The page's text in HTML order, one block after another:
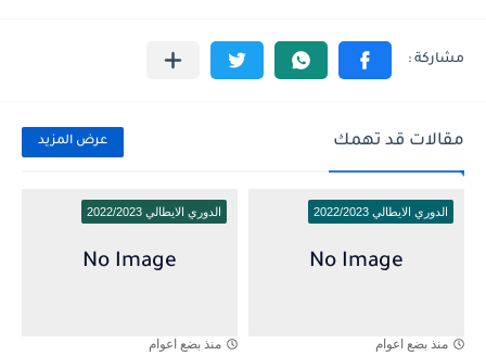
مقالات قد تهمك عرض المزيد
الدوري الايطالي 2022/2023
منذ بضع اعوام
الدوري الايطالي 2022/2023
منذ بضع اعوام